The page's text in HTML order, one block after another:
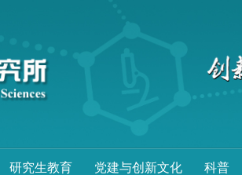
研究生教育 党建与创新文化 科普